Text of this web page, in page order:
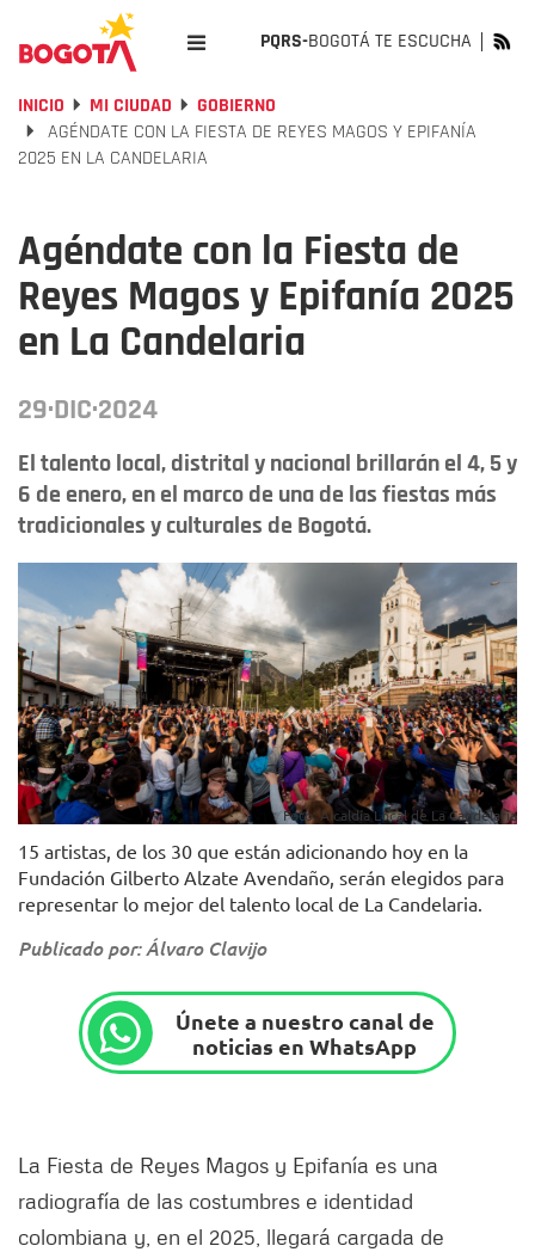
PQRS-BOGOTÁ TE ESCUCHA
INICIO MI CIUDAD
GOBIERNO
AGÉNDATE CON LA FIESTA DE REYES MAGOS Y EPIFANÍA
2025 EN LA CANDELARIA
Agéndate con la Fiesta de
Reyes Magos y Epifanía 2025
en La Candelaria
29·DIC·2024
El talento local, distrital y nacional brillarán el 4, 5 y
6 de enero, en el marco de una de las fiestas más
tradicionales y culturales de Bogotá.
Foto: Alcaldía Local de La Candelaria
15 artistas, de los 30 que están adicionando hoy en la
Fundación Gilberto Alzate Avendaño, serán elegidos para
representar lo mejor del talento local de La Candelaria.
Publicado por: Álvaro Clavijo
Únete a nuestro canal de
noticias en WhatsApp
La Fiesta de Reyes Magos y Epifanía es una
radiografía de las costumbres e identidad
colombiana y, en el 2025, llegará cargada de